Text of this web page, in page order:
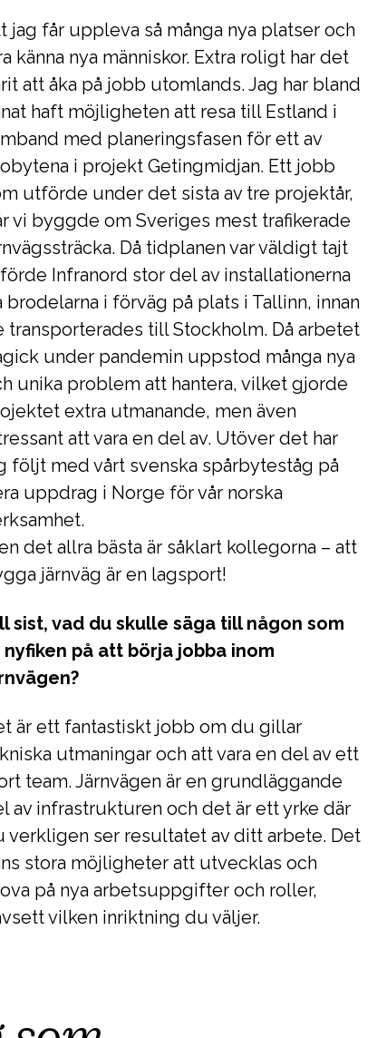
jag får uppleva så många nya platser och
känna nya människor. Extra roligt har det
att åka på jobb utomlands. Jag har bland
haft möjligheten att resa till Estland i
med planeringsfasen för ett av
i projekt Getingmidjan. Ett jobb
utförde under det sista av tre projektår,
vi byggde om Sveriges mest trafikerade
Då tidplanen var väldigt tajt
Infranord stor del av installationerna
brodelarna i förväg på plats i Tallinn, innan
transporterades till Stockholm. Då arbetet
under pandemin uppstod många nya
unika problem att hantera, vilket gjorde
extra utmanande, men även
att vara en del av. Utöver det har
följt med vårt svenska spårbyteståg på
uppdrag i Norge för vår norska
det allra bästa är såklart kollegorna – att
järnväg är en lagsport!
sist, vad du skulle säga till någon som
nyfiken på att börja jobba inom
är ett fantastiskt jobb om du gillar
utmaningar och att vara en del av ett
team. Järnvägen är en grundläggande
av infrastrukturen och det är ett yrke där
verkligen ser resultatet av ditt arbete. Det
stora möjligheter att utvecklas och
på nya arbetsuppgifter och roller,
vilken inriktning du väljer.